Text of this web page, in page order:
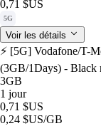
0,71 $US
5G
Voir les détails
⚡️ [5G] Vodafone/T-
(3GB/1Days) - Black
3GB
1 jour
0,71 $US
0,24 $US/GB